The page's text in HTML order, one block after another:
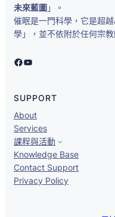
未來藍圖」。
催眠是一門科學，它是超
學」，並不依附於任何宗教
原力覺醒催眠科學研究所YouTube
SUPPORT
About
Services
課程與活動
Knowledge Base
Contact Support
Privacy Policy